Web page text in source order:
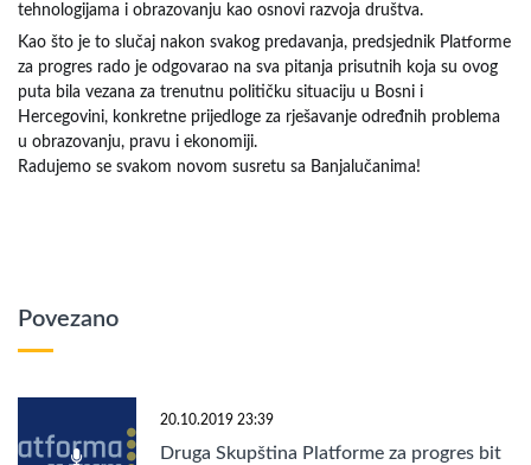
tehnologijama i obrazovanju kao osnovi razvoja društva.
Kao što je to slučaj nakon svakog predavanja, predsjednik Platforme
za progres rado je odgovarao na sva pitanja prisutnih koja su ovog
puta bila vezana za trenutnu političku situaciju u Bosni i
Hercegovini, konkretne prijedloge za rješavanje određnih problema
u obrazovanju, pravu i ekonomiji.
Radujemo se svakom novom susretu sa Banjalučanima!
Povezano
20.10.2019 23:39
Druga Skupština Platforme za progres bit